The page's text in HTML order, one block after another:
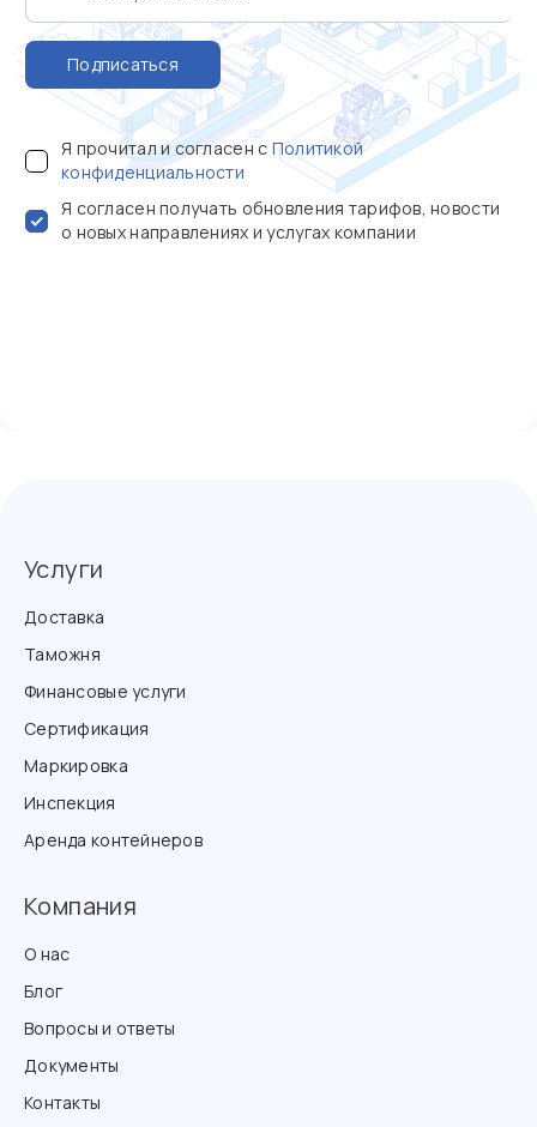
Подписаться
Я прочитал и согласен с Политикой
конфиденциальности
Я согласен получать обновления тарифов, новости
о новых направлениях и услугах компании
Услуги
Доставка
Таможня
Финансовые услуги
Сертификация
Маркировка
Инспекция
Аренда контейнеров
Компания
О нас
Блог
Вопросы и ответы
Документы
Контакты